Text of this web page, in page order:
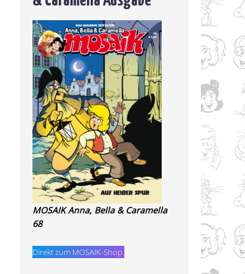
MOSAIK Anna, Bella & Caramella
68
Direkt zum MOSAIK-Shop.